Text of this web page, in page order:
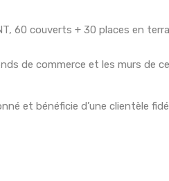
60 couverts + 30 places en
de commerce et les murs de
et bénéficie d’une clientèle